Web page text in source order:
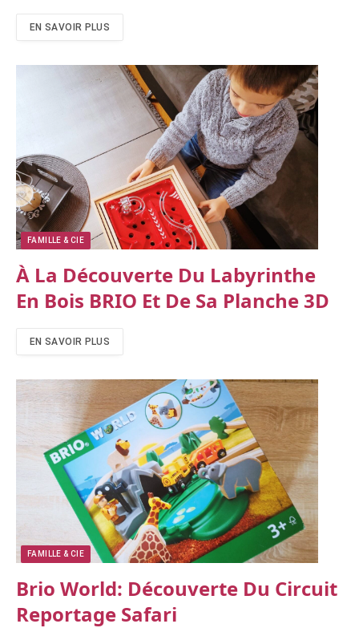
EN SAVOIR PLUS
FAMILLE & CIE
À La Découverte Du Labyrinthe
En Bois BRIO Et De Sa Planche 3D
EN SAVOIR PLUS
FAMILLE & CIE
Brio World: Découverte Du Circuit
Reportage Safari